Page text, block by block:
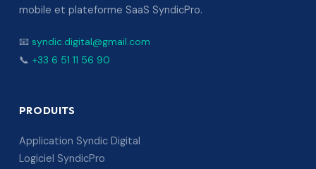
mobile et plateforme SaaS SyndicPro.
📧 syndic.digital@gmail.com
📞 +33 6 51 11 56 90
PRODUITS
Application Syndic Digital
Logiciel SyndicPro